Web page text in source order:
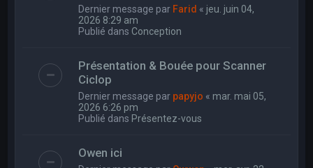
Dernier message par Farid « jeu. juin 04,
2026 8:29 am
Publié dans Conception
Présentation & Bouée pour Scanner
Ciclop
Dernier message par papyjo « mar. mai 05,
2026 6:26 pm
Publié dans Présentez-vous
Owen ici